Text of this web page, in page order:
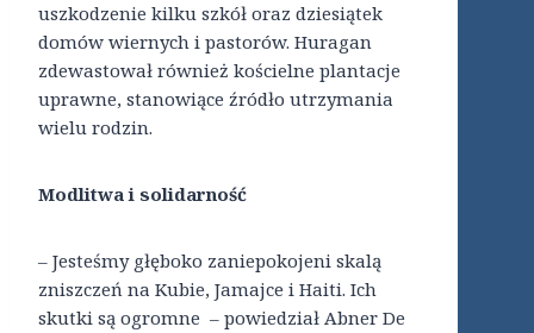
uszkodzenie kilku szkół oraz dziesiątek
domów wiernych i pastorów. Huragan
zdewastował również kościelne plantacje
uprawne, stanowiące źródło utrzymania
wielu rodzin.
Modlitwa i solidarność
– Jesteśmy głęboko zaniepokojeni skalą
zniszczeń na Kubie, Jamajce i Haiti. Ich
skutki są ogromne – powiedział Abner De